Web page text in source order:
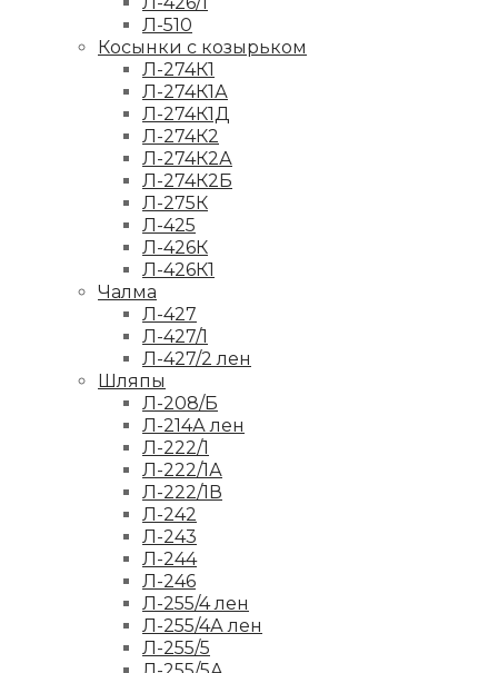
Л-510
Косынки с козырьком
Л-274К1
Л-274К1А
Л-274К1Д
Л-274К2
Л-274К2А
Л-274К2Б
Л-275К
Л-425
Л-426К
Л-426К1
Чалма
Л-427
Л-427/1
Л-427/2 лен
Шляпы
Л-208/Б
Л-214А лен
Л-222/1
Л-222/1А
Л-222/1В
Л-242
Л-243
Л-244
Л-246
Л-255/4 лен
Л-255/4А лен
Л-255/5